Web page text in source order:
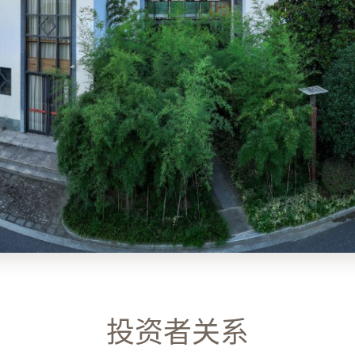
2025年/第3期
刊）
全部 >
投资者关系